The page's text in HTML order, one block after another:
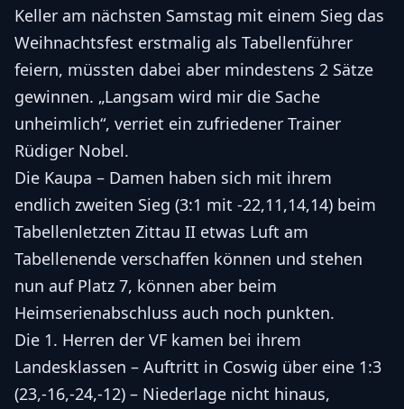
Keller am nächsten Samstag mit einem Sieg das
Weihnachtsfest erstmalig als Tabellenführer
feiern, müssten dabei aber mindestens 2 Sätze
gewinnen. „Langsam wird mir die Sache
unheimlich“, verriet ein zufriedener Trainer
Rüdiger Nobel.
Die Kaupa – Damen haben sich mit ihrem
endlich zweiten Sieg (3:1 mit -22,11,14,14) beim
Tabellenletzten Zittau II etwas Luft am
Tabellenende verschaffen können und stehen
nun auf Platz 7, können aber beim
Heimserienabschluss auch noch punkten.
Die 1. Herren der VF kamen bei ihrem
Landesklassen – Auftritt in Coswig über eine 1:3
(23,-16,-24,-12) – Niederlage nicht hinaus,